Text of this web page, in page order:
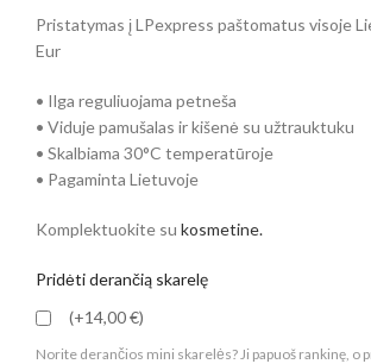
Pristatymas į LPexpress paštomatus visoje
Eur
• Ilga reguliuojama petneša
• Viduje pamušalas ir kišenė su užtrauktuku
• Skalbiama 30°C temperatūroje
• Pagaminta Lietuvoje
Komplektuokite su kosmetine.
Pridėti derančią skarelę
(+14,00 €)
Norite derančios mini skarelės? Ji papuoš rankinę, o